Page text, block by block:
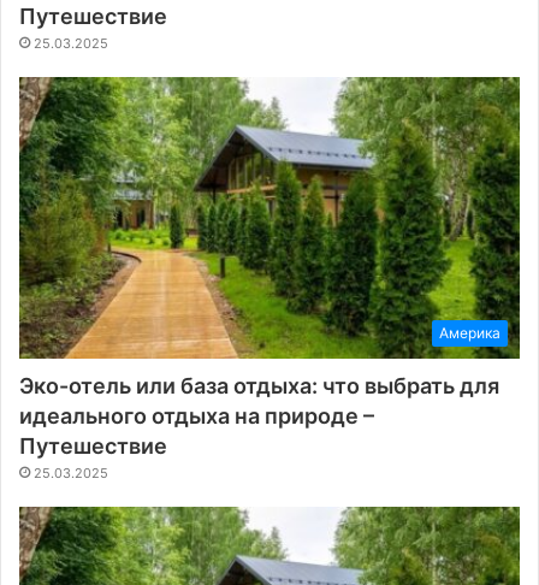
Путешествие
25.03.2025
Америка
Эко-отель или база отдыха: что выбрать для
идеального отдыха на природе –
Путешествие
25.03.2025